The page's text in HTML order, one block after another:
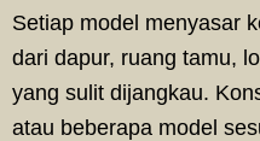
Setiap model menyasar
dari dapur, ruang tamu,
yang sulit dijangkau.
atau beberapa model